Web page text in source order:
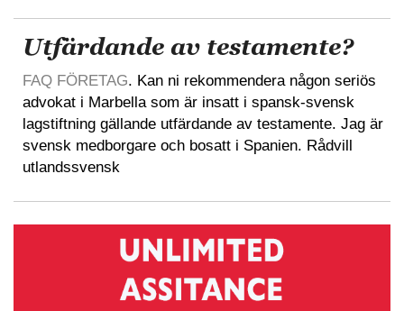
Utfärdande av testamente?
FAQ FÖRETAG. Kan ni rekommendera någon seriös
advokat i Marbella som är insatt i spansk-svensk
lagstiftning gällande utfärdande av testamente. Jag är
svensk medborgare och bosatt i Spanien. Rådvill
utlandssvensk